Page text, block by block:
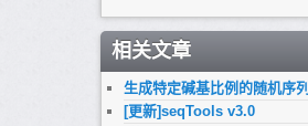
相关文章
生成特定碱基比例的随机序列
[更新]seqTools v3.0